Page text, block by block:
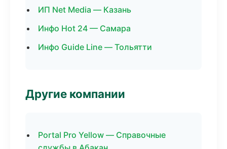
ИП Net Media — Казань
Инфо Hot 24 — Самара
Инфо Guide Line — Тольятти
Другие компании
Portal Pro Yellow — Справочные